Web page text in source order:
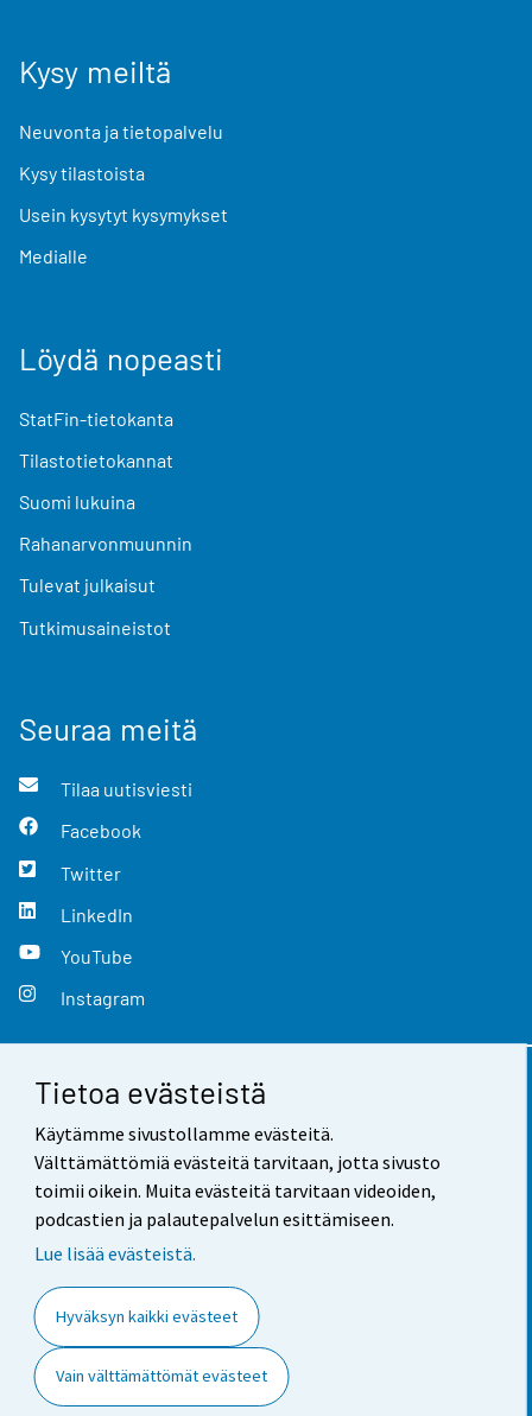
Tietoa evästeistä
Käytämme sivustollamme evästeitä.
Välttämättömiä evästeitä tarvitaan, jotta sivusto
toimii oikein. Muita evästeitä tarvitaan videoiden,
podcastien ja palautepalvelun esittämiseen.
Lue lisää evästeistä.
Hyväksyn kaikki evästeet
Vain välttämättömät evästeet
Kysy meiltä
Neuvonta ja tietopalvelu
Kysy tilastoista
Usein kysytyt kysymykset
Medialle
Löydä nopeasti
StatFin-tietokanta
Tilastotietokannat
Suomi lukuina
Rahanarvonmuunnin
Tulevat julkaisut
Tutkimusaineistot
Seuraa meitä
Tilaa uutisviesti
Facebook
Twitter
LinkedIn
YouTube
Instagram
Yhteystiedot
Palaute
Käyttöehdot
Saavutettavuus
Tietoa sivustosta
Evästeasetukset